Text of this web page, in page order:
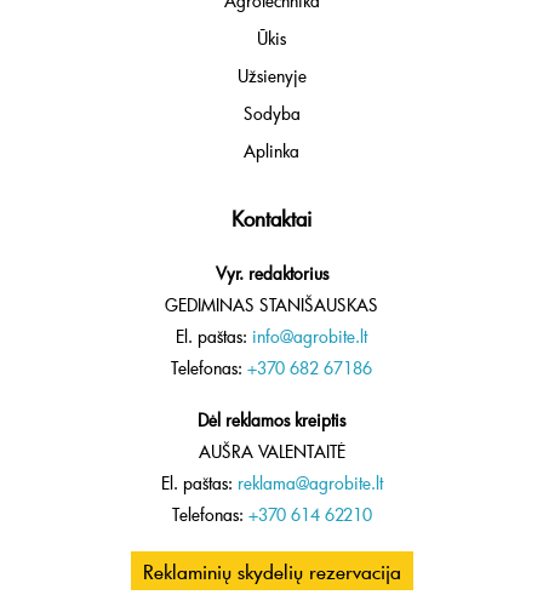
Ūkis
Užsienyje
Sodyba
Aplinka
Kontaktai
Vyr. redaktorius
GEDIMINAS STANIŠAUSKAS
El. paštas: info@agrobite.lt
Telefonas: +370 682 67186
Dėl reklamos kreiptis
AUŠRA VALENTAITĖ
El. paštas: reklama@agrobite.lt
Telefonas: +370 614 62210
Reklaminių skydelių rezervacija